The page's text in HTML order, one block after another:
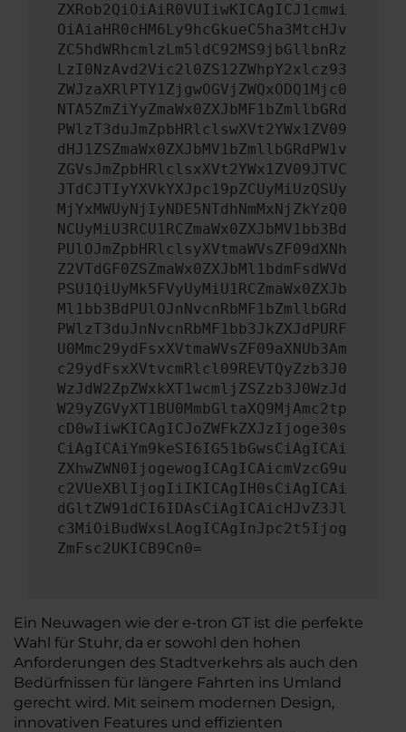
ZXRob2QiOiAiR0VUIiwKICAgICJ1cmwi
OiAiaHR0cHM6Ly9hcGkueC5ha3MtcHJv
ZC5hdWRhcmlzLm5ldC92MS9jbGllbnRz
LzI0NzAvd2Vic2l0ZS12ZWhpY2xlcz93
ZWJzaXRlPTY1ZjgwOGVjZWQxODQ1Mjc0
NTA5ZmZiYyZmaWx0ZXJbMF1bZmllbGRd
PWlzT3duJmZpbHRlclswXVt2YWx1ZV09
dHJ1ZSZmaWx0ZXJbMV1bZmllbGRdPW1v
ZGVsJmZpbHRlclsxXVt2YWx1ZV09JTVC
JTdCJTIyYXVkYXJpc19pZCUyMiUzQSUy
MjYxMWUyNjIyNDE5NTdhNmMxNjZkYzQ0
NCUyMiU3RCU1RCZmaWx0ZXJbMV1bb3Bd
PUlOJmZpbHRlclsyXVtmaWVsZF09dXNh
Z2VTdGF0ZSZmaWx0ZXJbMl1bdmFsdWVd
PSU1QiUyMk5FVyUyMiU1RCZmaWx0ZXJb
Ml1bb3BdPUlOJnNvcnRbMF1bZmllbGRd
PWlzT3duJnNvcnRbMF1bb3JkZXJdPURF
U0Mmc29ydFsxXVtmaWVsZF09aXNUb3Am
c29ydFsxXVtvcmRlcl09REVTQyZzb3J0
WzJdW2ZpZWxkXT1wcmljZSZzb3J0WzJd
W29yZGVyXT1BU0MmbGltaXQ9MjAmc2tp
cD0wIiwKICAgICJoZWFkZXJzIjoge30s
CiAgICAiYm9keSI6IG51bGwsCiAgICAi
ZXhwZWN0IjogewogICAgICAicmVzcG9u
c2VUeXBlIjogIiIKICAgIH0sCiAgICAi
dGltZW91dCI6IDAsCiAgICAicHJvZ3Jl
c3MiOiBudWxsLAogICAgInJpc2t5Ijog
ZmFsc2UKICB9Cn0=
Ein Neuwagen wie der e-tron GT ist die perfekte
Wahl für Stuhr, da er sowohl den hohen
Anforderungen des Stadtverkehrs als auch den
Bedürfnissen für längere Fahrten ins Umland
gerecht wird. Mit seinem modernen Design,
innovativen Features und effizienten